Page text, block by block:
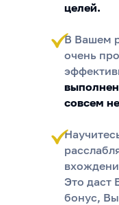
целей.
В Вашем
очень
совсем
Это даст
бонус,